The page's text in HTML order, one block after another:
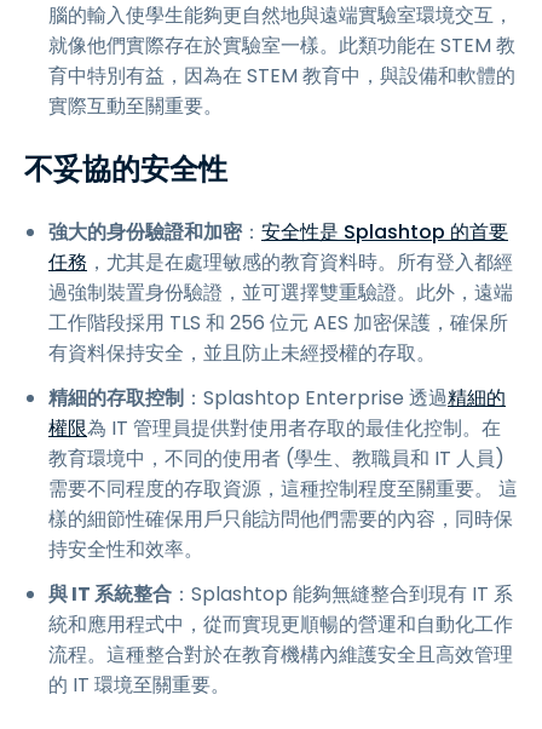
腦的輸入使學生能夠更自然地與遠端實驗室環境交互，
就像他們實際存在於實驗室一樣。此類功能在 STEM 教
育中特別有益，因為在 STEM 教育中，與設備和軟體的
實際互動至關重要。
不妥協的安全性
強大的身份驗證和加密： 安全性是 Splashtop 的首要
任務 ，尤其是在處理敏感的教育資料時。所有登入都經
過強制裝置身份驗證，並可選擇雙重驗證。此外，遠端
工作階段採用 TLS 和 256 位元 AES 加密保護，確保所
有資料保持安全，並且防止未經授權的存取。
精細的存取控制 ：Splashtop Enterprise 透過精細的
權限為 IT 管理員提供對使用者存取的最佳化控制。在
教育環境中，不同的使用者 (學生、教職員和 IT 人員)
需要不同程度的存取資源，這種控制程度至關重要。 這
樣的細節性確保用戶只能訪問他們需要的內容，同時保
持安全性和效率。
與 IT 系統整合 ：Splashtop 能夠無縫整合到現有 IT 系
統和應用程式中，從而實現更順暢的營運和自動化工作
流程。這種整合對於在教育機構內維護安全且高效管理
的 IT 環境至關重要。